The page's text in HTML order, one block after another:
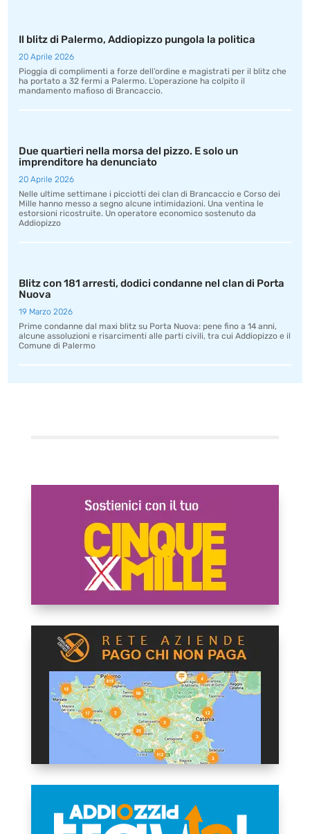
Il blitz di Palermo, Addiopizzo pungola la politica
20 Aprile 2026
Pioggia di complimenti a forze dell’ordine e magistrati per il blitz che
ha portato a 32 fermi a Palermo. L’operazione ha colpito il
mandamento mafioso di Brancaccio.
Due quartieri nella morsa del pizzo. E solo un
imprenditore ha denunciato
20 Aprile 2026
Nelle ultime settimane i picciotti dei clan di Brancaccio e Corso dei
Mille hanno messo a segno alcune intimidazioni. Una ventina le
estorsioni ricostruite. Un operatore economico sostenuto da
Addiopizzo
Blitz con 181 arresti, dodici condanne nel clan di Porta
Nuova
19 Marzo 2026
Prime condanne dal maxi blitz su Porta Nuova: pene fino a 14 anni,
alcune assoluzioni e risarcimenti alle parti civili, tra cui Addiopizzo e il
Comune di Palermo